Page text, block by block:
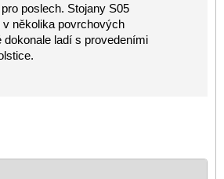
poslech. Stojany S05
v několika povrchových
dokonale ladí s provedeními